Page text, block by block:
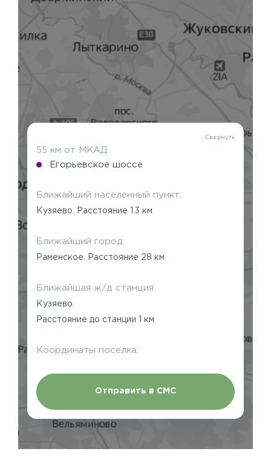
Свернуть
55 км от МКАД
Егорьевское шоссе
Ближайший населенный пункт:
Кузяево. Расстояние 1.3 км
Ближайший город:
Раменское. Расстояние 28 км
Ближайшая ж/д станция:
Кузяево.
Расстояние до станции 1 км
Координаты поселка:
Отправить в СМС